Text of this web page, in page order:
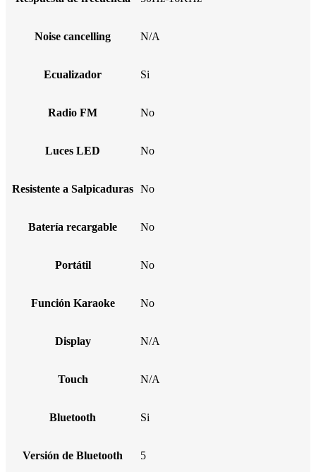
Noise cancelling N/A
Ecualizador Si
Radio FM No
Luces LED No
Resistente a Salpicaduras No
Batería recargable No
Portátil No
Función Karaoke No
Display N/A
Touch N/A
Bluetooth Si
Versión de Bluetooth 5